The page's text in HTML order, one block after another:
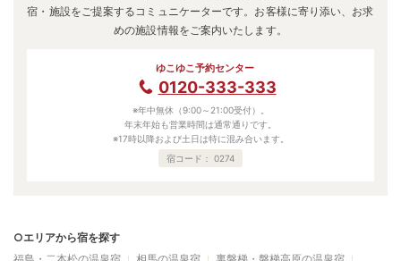
宿・施設をご提案するコミュニケーターです。お客様に寄り添い、お求
めの施設情報をご案内いたします。
ゆこゆこ予約センター
0120-333-333
※年中無休（9:00～21:00受付）。
年末年始も営業時間は通常通りです。
※17時以降および土日は特に混み合います。
宿コード： 0274
○エリアから宿を探す